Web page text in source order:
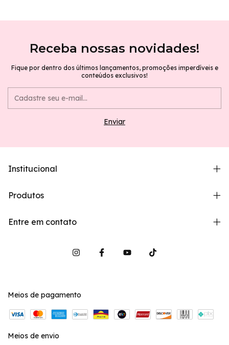
Receba nossas novidades!
Fique por dentro dos últimos lançamentos, promoções imperdíveis e
conteúdos exclusivos!
Institucional
Produtos
Entre em contato
Meios de pagamento
Meios de envio